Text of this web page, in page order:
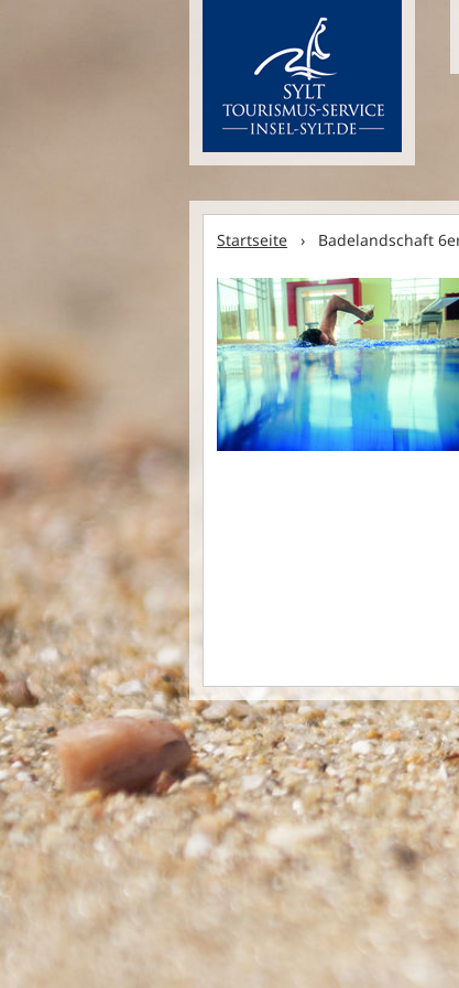
Startseite › Badelandschaft